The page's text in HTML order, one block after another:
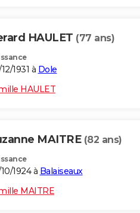
HAULET (77 ans)
1931 à Dole
HAULET
MAITRE (82 ans)
1924 à Balaiseaux
MAITRE